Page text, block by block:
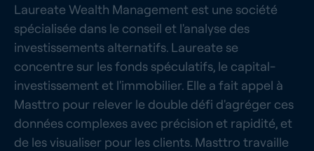
Laureate Wealth Management est une société
spécialisée dans le conseil et l'analyse des
investissements alternatifs. Laureate se
concentre sur les fonds spéculatifs, le capital-
investissement et l'immobilier. Elle a fait appel à
Masttro pour relever le double défi d'agréger ces
données complexes avec précision et rapidité, et
de les visualiser pour les clients. Masttro travaille